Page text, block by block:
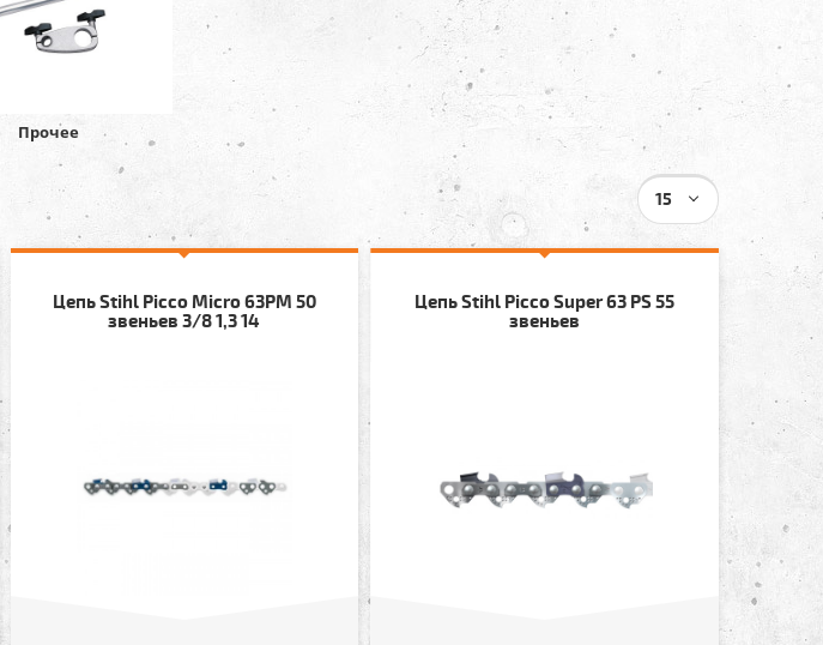
Прочее
15
Цепь Stihl Picco Micro 63PM 50
звеньев 3/8 1,3 14
Цепь Stihl Picco Super 63 PS 55
звеньев